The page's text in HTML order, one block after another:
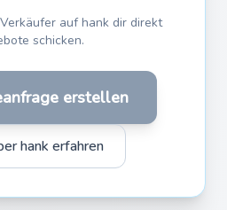
auf hank dir direkt
schicken.
erstellen
hank erfahren